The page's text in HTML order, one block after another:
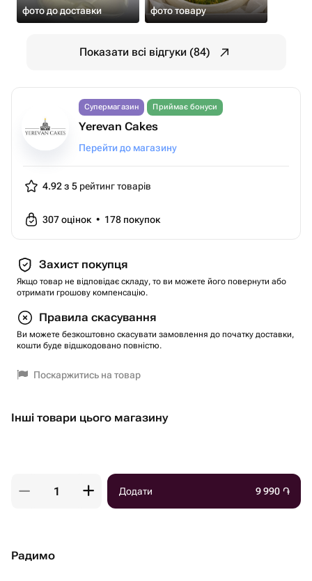
фото до доставки фото товару
Показати всі відгуки (84)
Супермагазин Приймає бонуси
Yerevan Cakes
Перейти до магазину
4.92 з 5 рейтинг товарів
307оцінок • 178 покупок
Захист покупця
Якщо товар не відповідає складу, то ви можете його повернути або
отримати грошову компенсацію.
Правила скасування
Ви можете безкоштовно скасувати замовлення до початку доставки,
кошти буде відшкодовано повністю.
Поскаржитись на товар
Інші товари цього магазину
Додати 9 990 ֏
Радимо